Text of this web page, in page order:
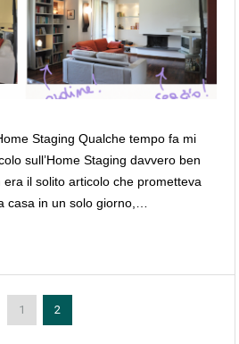
Staging Qualche tempo fa mi
sull’Home Staging davvero ben
il solito articolo che prometteva
casa in un solo giorno,…
1 2